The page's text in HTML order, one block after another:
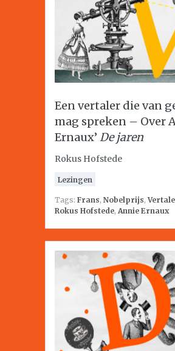
Een vertaler die van
mag spreken – Over
Ernaux’ De jaren
Rokus Hofstede
Lezingen
Tags: Frans, Nobelprijs,
Rokus Hofstede, Annie Ernaux